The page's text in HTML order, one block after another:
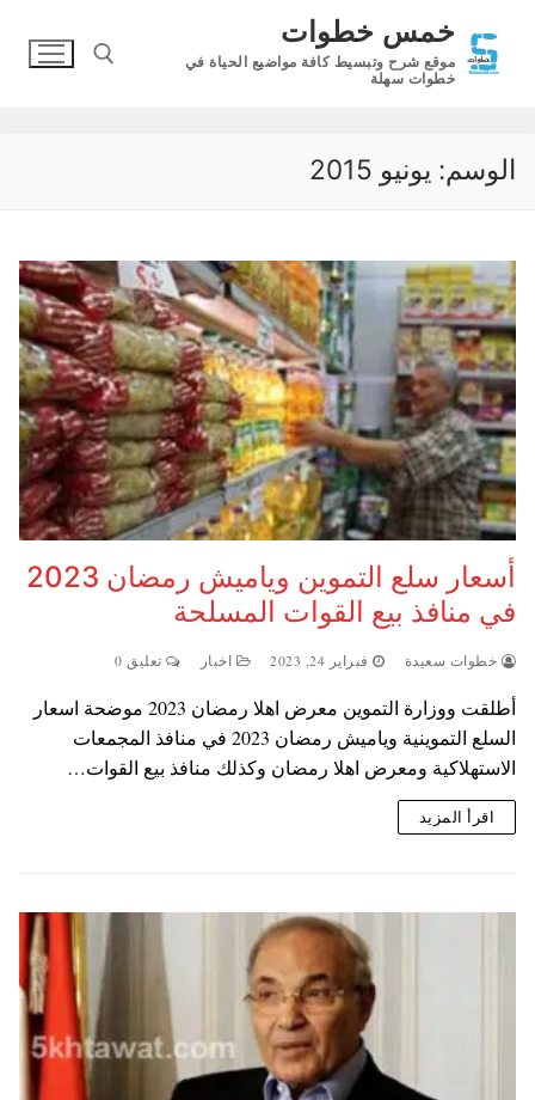
المحتوى
خمس خطوات
موقع شرح وتبسيط كافة مواضيع الحياة في
خطوات سهلة
الوسم: يونيو 2015
أسعار سلع التموين وياميش رمضان 2023
في منافذ بيع القوات المسلحة
خطوات سعيدة فبراير 24, 2023 اخبار تعليق 0
أطلقت ووزارة التموين معرض اهلا رمضان 2023 موضحة اسعار
السلع التموينية وياميش رمضان 2023 في منافذ المجمعات
الاستهلاكية ومعرض اهلا رمضان وكذلك منافذ بيع القوات…
اقرأ المزيد